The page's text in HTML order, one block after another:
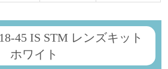
45 IS STM レンズキット
ホワイト